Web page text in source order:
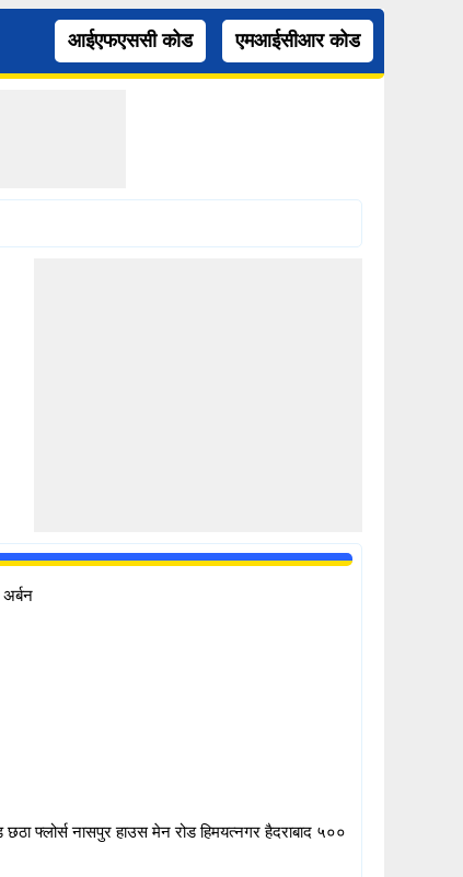
आईएफएससी कोड एमआईसीआर कोड
अर्बन
फ्लोर्स नासपुर हाउस मेन रोड हिमयत्नगर हैदराबाद ५००